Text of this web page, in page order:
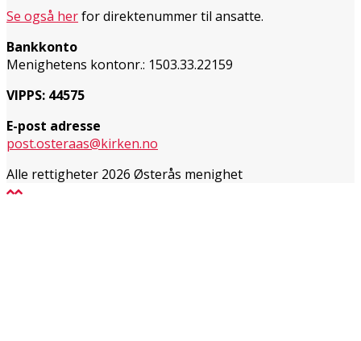
Se også herfor direktenummer til ansatte.
Bankkonto
Menighetens kontonr.: 1503.33.22159
VIPPS: 44575
E-post adresse
post.osteraas@kirken.no
Alle rettigheter 2026 Østerås menighet